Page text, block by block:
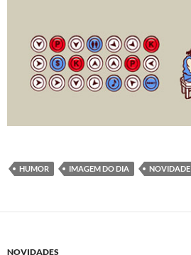
HUMOR IMAGEM DO DIA NOVIDADE
NOVIDADES